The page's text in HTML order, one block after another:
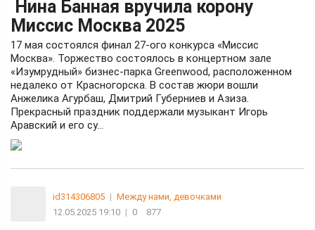
Нина Банная вручила корону
Миссис Москва 2025
17 мая состоялся финал 27-ого конкурса «Миссис
Москва». Торжество состоялось в концертном зале
«Изумрудный» бизнес-парка Greenwood, расположенном
недалеко от Красногорска. В состав жюри вошли
Анжелика Агурбаш, Дмитрий Губерниев и Азиза.
Прекрасный праздник поддержали музыкант Игорь
Аравский и его су...
id314306805 | Между нами, девочками
12.05.2025 19:10 | 0 877